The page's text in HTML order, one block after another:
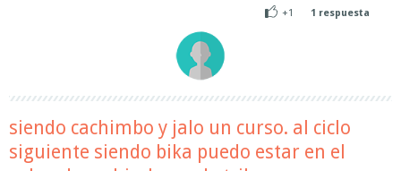
+1
1 respuesta
siendo cachimbo y jalo un curso. al ciclo
siguiente siendo bika puedo estar en el